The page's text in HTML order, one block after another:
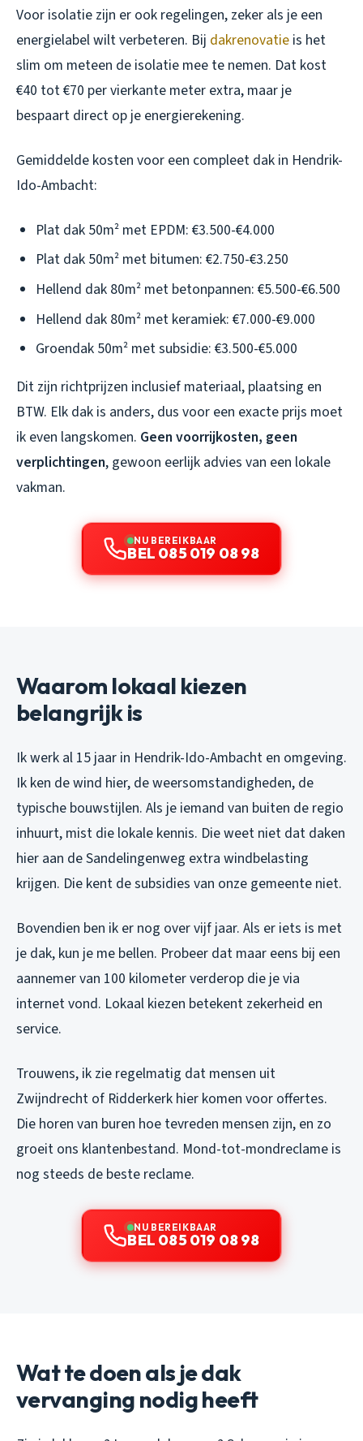
Voor isolatie zijn er ook regelingen, zeker als je een
energielabel wilt verbeteren. Bij dakrenovatie is het
slim om meteen de isolatie mee te nemen. Dat kost
€40 tot €70 per vierkante meter extra, maar je
bespaart direct op je energierekening.
Gemiddelde kosten voor een compleet dak in Hendrik-
Ido-Ambacht:
Plat dak 50m² met EPDM: €3.500-€4.000
Plat dak 50m² met bitumen: €2.750-€3.250
Hellend dak 80m² met betonpannen: €5.500-€6.500
Hellend dak 80m² met keramiek: €7.000-€9.000
Groendak 50m² met subsidie: €3.500-€5.000
Dit zijn richtprijzen inclusief materiaal, plaatsing en
BTW. Elk dak is anders, dus voor een exacte prijs moet
ik even langskomen. Geen voorrijkosten, geen
verplichtingen, gewoon eerlijk advies van een lokale
vakman.
NU BEREIKBAAR
BEL 085 019 08 98
Waarom lokaal kiezen
belangrijk is
Ik werk al 15 jaar in Hendrik-Ido-Ambacht en omgeving.
Ik ken de wind hier, de weersomstandigheden, de
typische bouwstijlen. Als je iemand van buiten de regio
inhuurt, mist die lokale kennis. Die weet niet dat daken
hier aan de Sandelingenweg extra windbelasting
krijgen. Die kent de subsidies van onze gemeente niet.
Bovendien ben ik er nog over vijf jaar. Als er iets is met
je dak, kun je me bellen. Probeer dat maar eens bij een
aannemer van 100 kilometer verderop die je via
internet vond. Lokaal kiezen betekent zekerheid en
service.
Trouwens, ik zie regelmatig dat mensen uit
Zwijndrecht of Ridderkerk hier komen voor offertes.
Die horen van buren hoe tevreden mensen zijn, en zo
groeit ons klantenbestand. Mond-tot-mondreclame is
nog steeds de beste reclame.
NU BEREIKBAAR
BEL 085 019 08 98
Wat te doen als je dak
vervanging nodig heeft